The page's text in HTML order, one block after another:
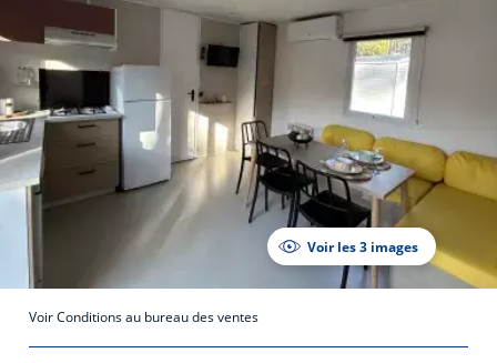
Voir les 3 images
Voir Conditions au bureau des ventes